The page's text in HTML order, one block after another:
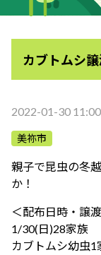
ごみを減ら
自然環境を
ふれあう・
カブトムシ
2022-01-30
美祢市
親子で昆虫の冬
か！
＜配布日時・譲
1/30(日)28家族
カブトムシ幼虫1